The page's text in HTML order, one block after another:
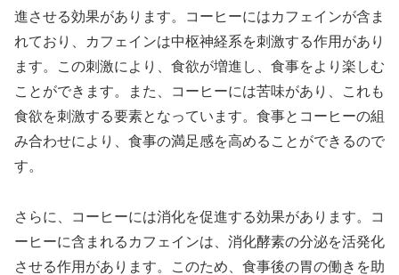
進させる効果があります。コーヒーにはカフェインが含ま
れており、カフェインは中枢神経系を刺激する作用があり
ます。この刺激により、食欲が増進し、食事をより楽しむ
ことができます。また、コーヒーには苦味があり、これも
食欲を刺激する要素となっています。食事とコーヒーの組
み合わせにより、食事の満足感を高めることができるので
す。
さらに、コーヒーには消化を促進する効果があります。コ
ーヒーに含まれるカフェインは、消化酵素の分泌を活発化
させる作用があります。このため、食事後の胃の働きを助